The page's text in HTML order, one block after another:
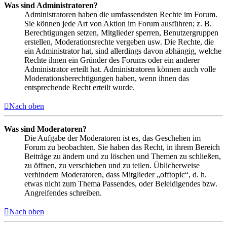
Was sind Administratoren?
Administratoren haben die umfassendsten Rechte im Forum.
Sie können jede Art von Aktion im Forum ausführen; z. B.
Berechtigungen setzen, Mitglieder sperren, Benutzergruppen
erstellen, Moderationsrechte vergeben usw. Die Rechte, die
ein Administrator hat, sind allerdings davon abhängig, welche
Rechte ihnen ein Gründer des Forums oder ein anderer
Administrator erteilt hat. Administratoren können auch volle
Moderationsberechtigungen haben, wenn ihnen das
entsprechende Recht erteilt wurde.
Nach oben
Was sind Moderatoren?
Die Aufgabe der Moderatoren ist es, das Geschehen im
Forum zu beobachten. Sie haben das Recht, in ihrem Bereich
Beiträge zu ändern und zu löschen und Themen zu schließen,
zu öffnen, zu verschieben und zu teilen. Üblicherweise
verhindern Moderatoren, dass Mitglieder „offtopic“, d. h.
etwas nicht zum Thema Passendes, oder Beleidigendes bzw.
Angreifendes schreiben.
Nach oben